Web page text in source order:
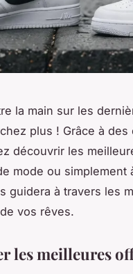
la main sur les
plus ! Grâce à des
découvrir les
mode ou
guidera à travers les
vos rêves.
les meilleures